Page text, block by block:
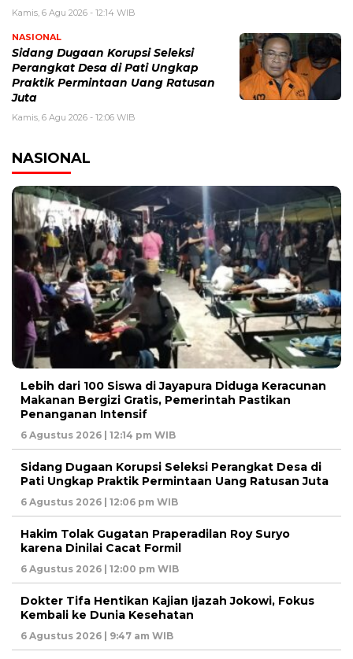
Kamis, 6 Agu 2026 - 12:14 WIB
NASIONAL
Sidang Dugaan Korupsi Seleksi
Perangkat Desa di Pati Ungkap
Praktik Permintaan Uang Ratusan
Juta
Kamis, 6 Agu 2026 - 12:06 WIB
NASIONAL
Lebih dari 100 Siswa di Jayapura Diduga Keracunan
Makanan Bergizi Gratis, Pemerintah Pastikan
Penanganan Intensif
6 Agustus 2026 | 12:14 pm WIB
Sidang Dugaan Korupsi Seleksi Perangkat Desa di
Pati Ungkap Praktik Permintaan Uang Ratusan Juta
6 Agustus 2026 | 12:06 pm WIB
Hakim Tolak Gugatan Praperadilan Roy Suryo
karena Dinilai Cacat Formil
6 Agustus 2026 | 12:00 pm WIB
Dokter Tifa Hentikan Kajian Ijazah Jokowi, Fokus
Kembali ke Dunia Kesehatan
6 Agustus 2026 | 9:47 am WIB